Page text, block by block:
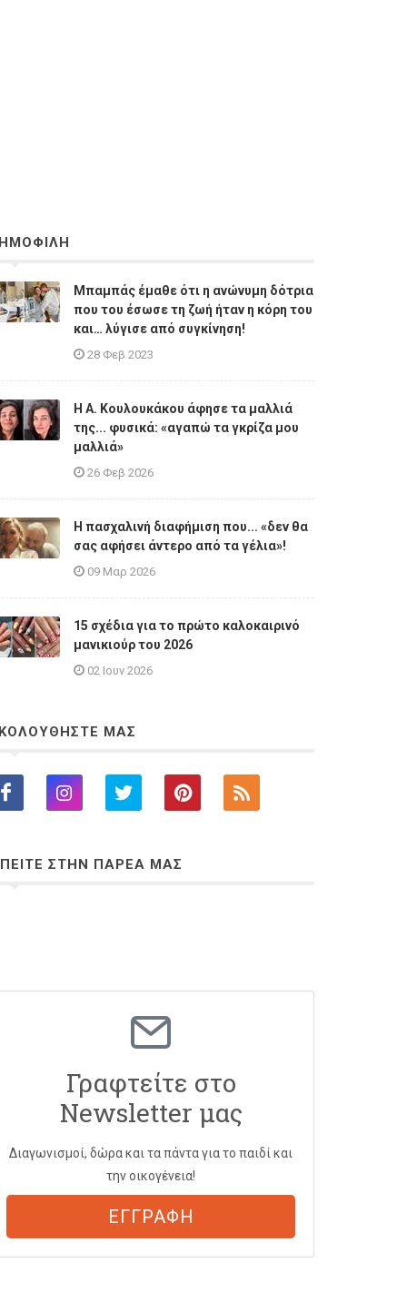
Μπαμπάς έμαθε ότι η ανώνυμη δότρια
που του έσωσε τη ζωή ήταν η κόρη του
και… λύγισε από συγκίνηση!
28 Φεβ 2023
Η A. Κουλουκάκου άφησε τα μαλλιά
της... φυσικά: «αγαπώ τα γκρίζα μου
μαλλιά»
26 Φεβ 2026
Η πασχαλινή διαφήμιση που... «δεν θα
σας αφήσει άντερο από τα γέλια»!
09 Μαρ 2026
15 σχέδια για το πρώτο καλοκαιρινό
μανικιούρ του 2026
02 Ιουν 2026
ΜΑΣ
ΣΤΗΝ ΠΑΡΕΑ ΜΑΣ
Γραφτείτε στο
Newsletter μας
Διαγωνισμοί, δώρα και τα πάντα για το παιδί και
την οικογένεια!
ΕΓΓΡΑΦΗ